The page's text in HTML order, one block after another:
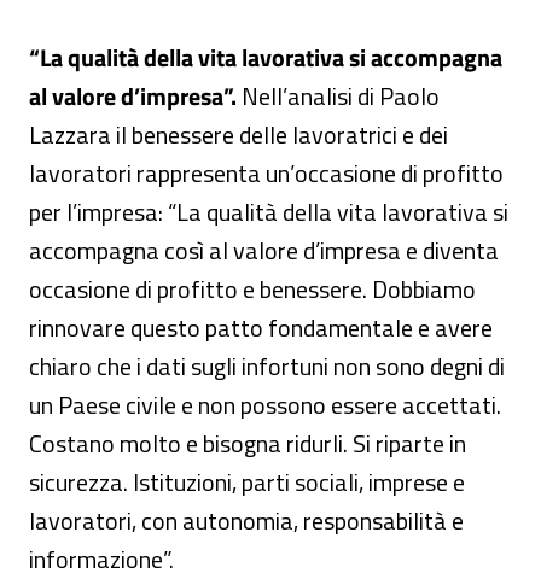
“La qualità della vita lavorativa si accompagna
al valore d’impresa”. Nell’analisi di Paolo
Lazzara il benessere delle lavoratrici e dei
lavoratori rappresenta un’occasione di profitto
per l’impresa: “La qualità della vita lavorativa si
accompagna così al valore d’impresa e diventa
occasione di profitto e benessere. Dobbiamo
rinnovare questo patto fondamentale e avere
chiaro che i dati sugli infortuni non sono degni di
un Paese civile e non possono essere accettati.
Costano molto e bisogna ridurli. Si riparte in
sicurezza. Istituzioni, parti sociali, imprese e
lavoratori, con autonomia, responsabilità e
informazione”.